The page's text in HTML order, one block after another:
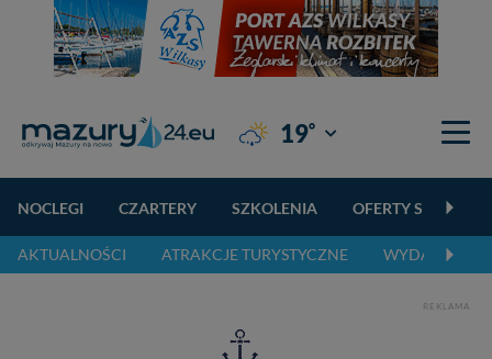
19° Giżycko
NOCLEGI CZARTERY SZKOLENIA OFERTY
AKTUALNOŚCI ATRAKCJE TURYSTYCZNE WYDARZENIA
REKLAMA